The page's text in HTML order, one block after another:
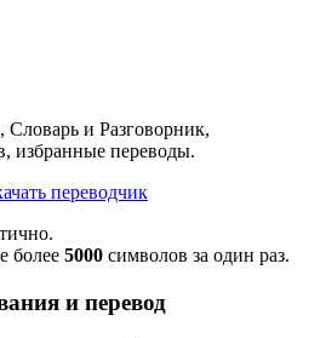
Словарь и Разговорник,
избранные переводы.
более 5000 символов за один раз.
и перевод